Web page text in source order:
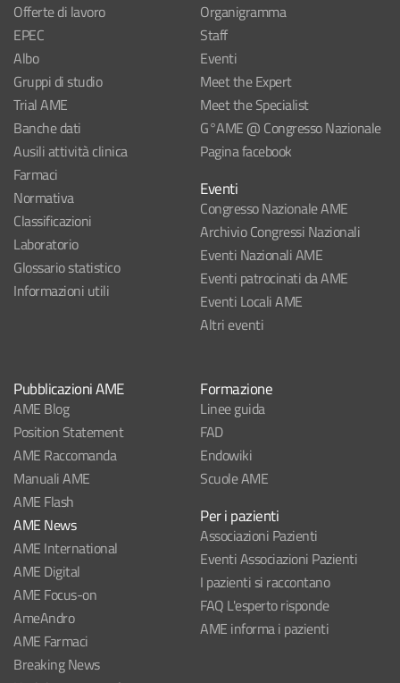
Offerte di lavoro
EPEC
Albo
Gruppi di studio
Trial AME
Banche dati
Ausili attività clinica
Farmaci
Normativa
Classificazioni
Laboratorio
Glossario statistico
Informazioni utili
Organigramma
Staff
Eventi
Meet the Expert
Meet the Specialist
G°AME @ Congresso Nazionale
Pagina facebook
Eventi
Congresso Nazionale AME
Archivio Congressi Nazionali
Eventi Nazionali AME
Eventi patrocinati da AME
Eventi Locali AME
Altri eventi
Pubblicazioni AME
AME Blog
Position Statement
AME Raccomanda
Manuali AME
AME Flash
AME News
AME International
AME Digital
AME Focus-on
AmeAndro
AME Farmaci
Breaking News
Formazione
Linee guida
FAD
Endowiki
Scuole AME
Per i pazienti
Associazioni Pazienti
Eventi Associazioni Pazienti
I pazienti si raccontano
FAQ L'esperto risponde
AME informa i pazienti